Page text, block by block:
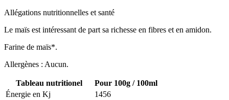
Allégations nutritionnelles et santé
Le maïs est intéressant de part sa richesse en fibres et en amidon.
Farine de maïs*.
Allergènes : Aucun.
Tableau nutritionel
Pour 100g / 100ml
Énergie en Kj
1456